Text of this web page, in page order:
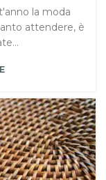
la moda
attendere, è